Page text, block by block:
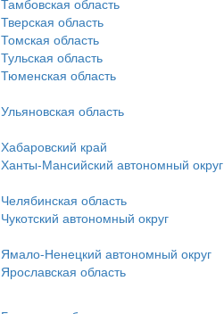
Тамбовская область
Тверская область
Томская область
Тульская область
Тюменская область
Ульяновская область
Хабаровский край
Ханты-Мансийский автономный округ
Челябинская область
Чукотский автономный округ
Ямало-Ненецкий автономный округ
Ярославская область